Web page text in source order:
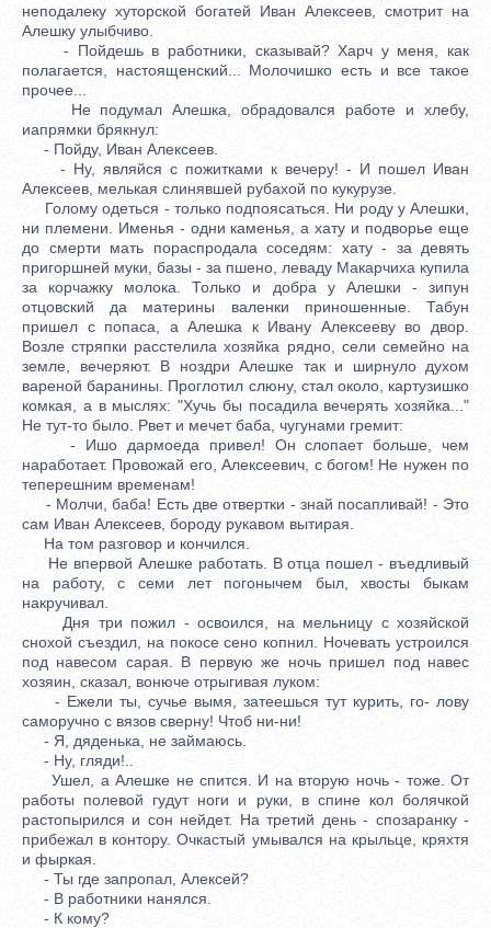
неподалеку хуторской богатей Иван Алексеев, смотрит на
Алешку улыбчиво.
- Пойдешь в работники, сказывай? Харч у меня, как
полагается, настоященский... Молочишко есть и все такое
прочее...
Не подумал Алешка, обрадовался работе и хлебу,
иапрямки брякнул:
- Пойду, Иван Алексеев.
- Ну, являйся с пожитками к вечеру! - И пошел Иван
Алексеев, мелькая слинявшей рубахой по кукурузе.
Голому одеться - только подпоясаться. Ни роду у Алешки,
ни племени. Именья - одни каменья, а хату и подворье еще
до смерти мать пораспродала соседям: хату - за девять
пригоршней муки, базы - за пшено, леваду Макарчиха купила
за корчажку молока. Только и добра у Алешки - зипун
отцовский да материны валенки приношенные. Табун
пришел с попаса, а Алешка к Ивану Алексееву во двор.
Возле стряпки расстелила хозяйка рядно, сели семейно на
земле, вечеряют. В ноздри Алешке так и ширнуло духом
вареной баранины. Проглотил слюну, стал около, картузишко
комкая, а в мыслях: "Хучь бы посадила вечерять хозяйка..."
Не тут-то было. Рвет и мечет баба, чугунами гремит:
- Ишо дармоеда привел! Он слопает больше, чем
наработает. Провожай его, Алексеевич, с богом! Не нужен по
теперешним временам!
- Молчи, баба! Есть две отвертки - знай посапливай! - Это
сам Иван Алексеев, бороду рукавом вытирая.
На том разговор и кончился.
Не впервой Алешке работать. В отца пошел - въедливый
на работу, с семи лет погонычем был, хвосты быкам
накручивал.
Дня три пожил - освоился, на мельницу с хозяйской
снохой съездил, на покосе сено копнил. Ночевать устроился
под навесом сарая. В первую же ночь пришел под навес
хозяин, сказал, вонюче отрыгивая луком:
- Ежели ты, сучье вымя, затеешься тут курить, го- лову
саморучно с вязов сверну! Чтоб ни-ни!
- Я, дяденька, не займаюсь.
- Ну, гляди!..
Ушел, а Алешке не спится. И на вторую ночь - тоже. От
работы полевой гудут ноги и pуки, в спине кол болячкой
растопырился и сон нейдет. На третий день - спозаранку -
прибежал в контору. Очкастый умывался на крыльце, кряхтя
и фыркая.
- Ты где запропал, Алексей?
- В работники нанялся.
- К кому?